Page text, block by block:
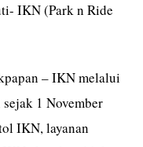
IKN (Park n Ride
– IKN melalui
1 November
IKN, layanan